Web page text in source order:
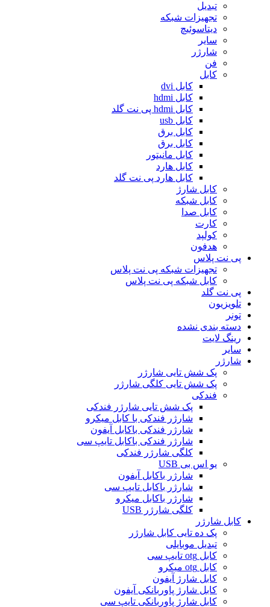
تبدیل
تجهیزات شبکه
دیتاسوئیچ
سایر
شارژر
فن
کابل
کابل dvi
کابل hdmi
کابل hdmi پی نت گلد
کابل usb
کابل برق
کابل برق
کابل مانیتور
کابل هارد
کابل هارد پی نت گلد
کابل شارژ
کابل شبکه
کابل صدا
کارت
کولپد
هدفون
پی نت پلاس
تجهیزات شبکه پی نت پلاس
کابل شبکه پی نت پلاس
پی نت گلد
تلویزیون
تونر
دسته بندی نشده
رینگ لایت
سایر
شارژر
پک شش تایی شارژر
پک شش تایی کلگی شارژر
فندکی
پک شش تایی شارژر فندکی
شارژر فندکی با کابل میکرو
شارژر فندکی باکابل آیفون
شارژر فندکی باکابل تایپ سی
کلگی شارژر فندکی
یو اس بی USB
شارژر باکابل آیفون
شارژر باکابل تایپ سی
شارژر باکابل میکرو
کلگی شارژر USB
کابل شارژر
پک ده تایی کابل شارژر
تبدیل موبایلی
کابل otg تایپ سی
کابل otg میکرو
کابل شارژ آیفون
کابل شارژ پاوربانکی آیفون
کابل شارژ پاوربانکی تایپ سی